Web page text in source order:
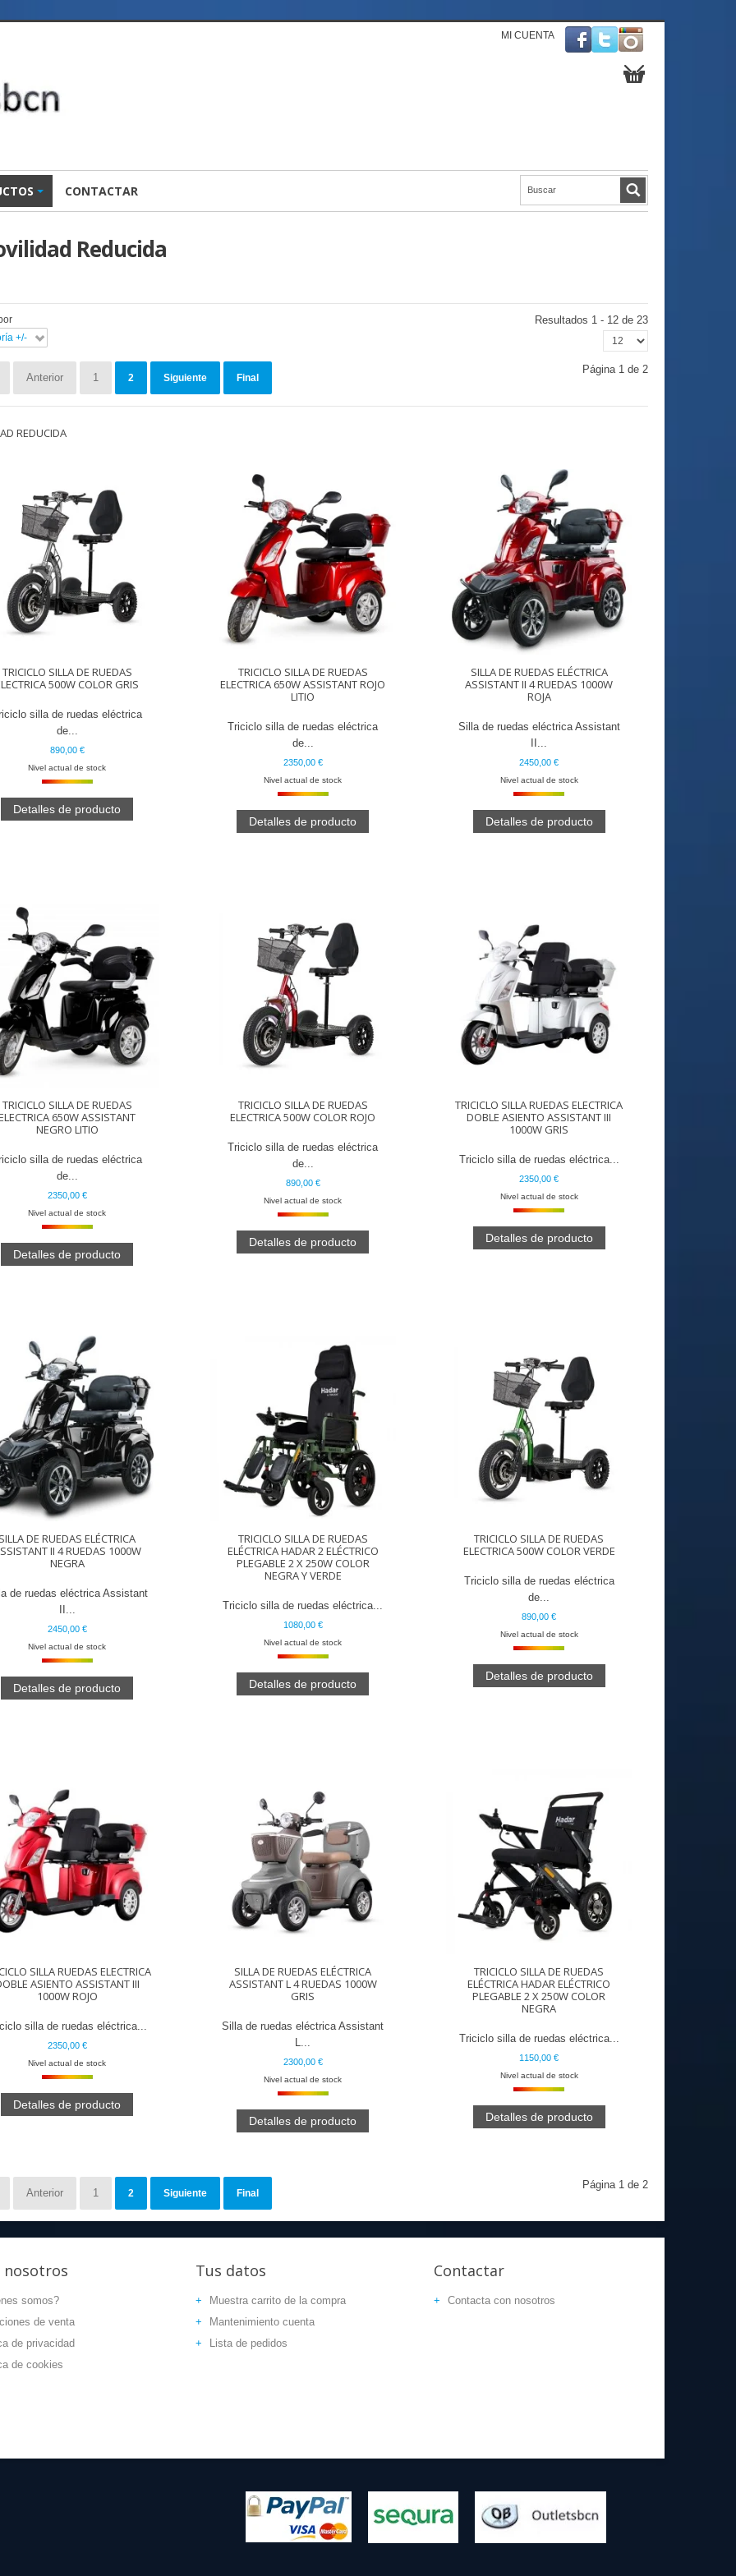
MI CUENTA
CONTACTAR
Reducida
+/-
Resultados 1 - 12 de 23
Anterior 1 2 Siguiente Final
Página 1 de 2
REDUCIDA
TRICICLO SILLA DE RUEDAS
500W COLOR GRIS
silla de ruedas eléctrica
de...
890,00 €
Nivel actual de stock
Detalles de producto
TRICICLO SILLA DE RUEDAS
ELECTRICA 650W ASSISTANT ROJO
LITIO
Triciclo silla de ruedas eléctrica
de...
2350,00 €
Nivel actual de stock
Detalles de producto
SILLA DE RUEDAS ELÉCTRICA
ASSISTANT II 4 RUEDAS 1000W
ROJA
Silla de ruedas eléctrica Assistant
II...
2450,00 €
Nivel actual de stock
Detalles de producto
TRICICLO SILLA DE RUEDAS
650W ASSISTANT
NEGRO LITIO
silla de ruedas eléctrica
de...
2350,00 €
Nivel actual de stock
Detalles de producto
TRICICLO SILLA DE RUEDAS
ELECTRICA 500W COLOR ROJO
Triciclo silla de ruedas eléctrica
de...
890,00 €
Nivel actual de stock
Detalles de producto
TRICICLO SILLA RUEDAS ELECTRICA
DOBLE ASIENTO ASSISTANT III
1000W GRIS
Triciclo silla de ruedas eléctrica...
2350,00 €
Nivel actual de stock
Detalles de producto
DE RUEDAS ELÉCTRICA
II 4 RUEDAS 1000W
NEGRA
de ruedas eléctrica Assistant
II...
2450,00 €
Nivel actual de stock
Detalles de producto
TRICICLO SILLA DE RUEDAS
ELÉCTRICA HADAR 2 ELÉCTRICO
PLEGABLE 2 X 250W COLOR
NEGRA Y VERDE
Triciclo silla de ruedas eléctrica...
1080,00 €
Nivel actual de stock
Detalles de producto
TRICICLO SILLA DE RUEDAS
ELECTRICA 500W COLOR VERDE
Triciclo silla de ruedas eléctrica
de...
890,00 €
Nivel actual de stock
Detalles de producto
SILLA RUEDAS ELECTRICA
ASIENTO ASSISTANT III
1000W ROJO
silla de ruedas eléctrica...
2350,00 €
Nivel actual de stock
Detalles de producto
SILLA DE RUEDAS ELÉCTRICA
ASSISTANT L 4 RUEDAS 1000W
GRIS
Silla de ruedas eléctrica Assistant
2300,00 €
Nivel actual de stock
Detalles de producto
TRICICLO SILLA DE RUEDAS
ELÉCTRICA HADAR ELÉCTRICO
PLEGABLE 2 X 250W COLOR
NEGRA
Triciclo silla de ruedas eléctrica...
1150,00 €
Nivel actual de stock
Detalles de producto
Anterior 1 2 Siguiente Final
Página 1 de 2
nosotros
somos?
de venta
de privacidad
de cookies
Tus datos
Muestra carrito de la compra
Mantenimiento cuenta
Lista de pedidos
Contactar
Contacta con nosotros